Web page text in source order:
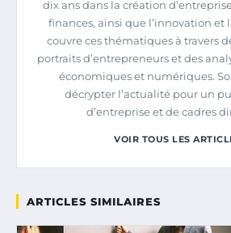
dix ans dans la création
finances, ainsi que l’innovation et
couvre ces thématiques à travers
portraits d’entrepreneurs et des
économiques et numériques.
décrypter l’actualité pour un
d’entreprise et de cadres
VOIR TOUS LES
ARTICLES SIMILAIRES